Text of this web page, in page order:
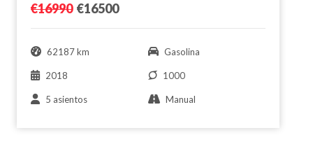
€16990€16500
62187 km Gasolina
2018 1000
5 asientos Manual